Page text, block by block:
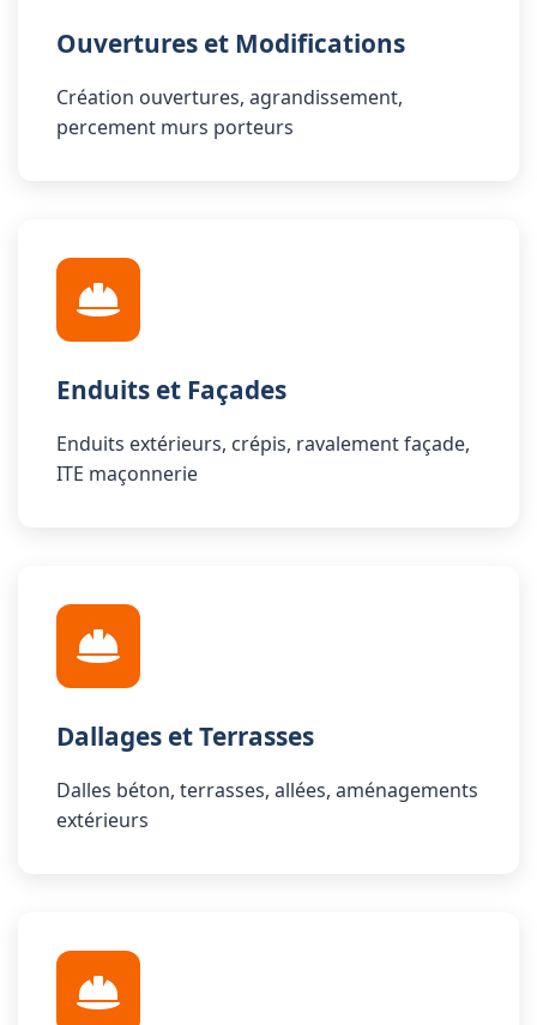
Ouvertures et Modifications
Création ouvertures, agrandissement,
percement murs porteurs
Enduits et Façades
Enduits extérieurs, crépis, ravalement façade,
ITE maçonnerie
Dallages et Terrasses
Dalles béton, terrasses, allées, aménagements
extérieurs